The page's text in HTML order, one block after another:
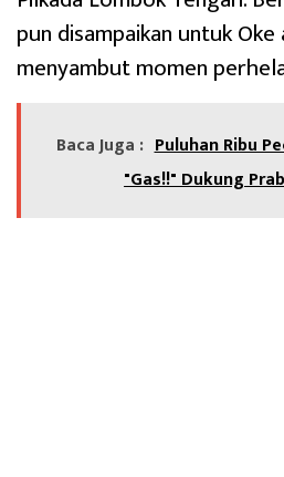
pun disampaikan untuk
menyambut momen
Baca Juga : Puluhan Ribu
"Gas!!" Dukung